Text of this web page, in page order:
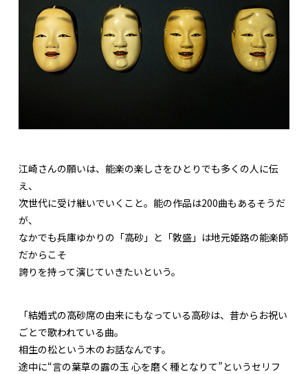
江崎さんの願いは、能楽の楽しさをひとりでも多くの人に伝
え、
次世代に受け継いでいくこと。能の作品は200曲もあるそうだ
が、
なかでも兵庫ゆかりの「高砂」と「敦盛」は地元姫路の能楽師
だからこそ
誇りを持って演じていきたいという。
「結婚式の高砂席の由来にもなっている高砂は、昔からお祝い
ごとで歌われている曲。
相生の松という木のお話なんです。
途中に“言の葉草の露の玉 心を磨く種となりて”というセリフ